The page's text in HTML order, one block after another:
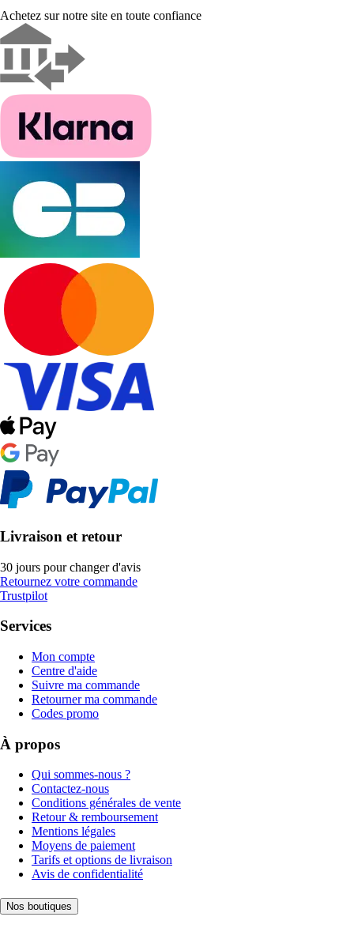
Achetez sur notre site en toute confiance
Livraison et retour
30 jours pour changer d'avis
Retournez votre commande
Trustpilot
Services
Mon compte
Centre d'aide
Suivre ma commande
Retourner ma commande
Codes promo
À propos
Qui sommes-nous ?
Contactez-nous
Conditions générales de vente
Retour & remboursement
Mentions légales
Moyens de paiement
Tarifs et options de livraison
Avis de confidentialité
Nos boutiques